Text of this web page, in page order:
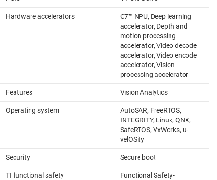
Hardware accelerators
C7™ NPU, Deep learning
accelerator, Depth and
motion processing
accelerator, Video decode
accelerator, Video encode
accelerator, Vision
processing accelerator
Features Vision Analytics
Operating system
AutoSAR, FreeRTOS,
INTEGRITY, Linux, QNX,
SafeRTOS, VxWorks, u-
velOSity
Security Secure boot
TI functional safety
Functional Safety-